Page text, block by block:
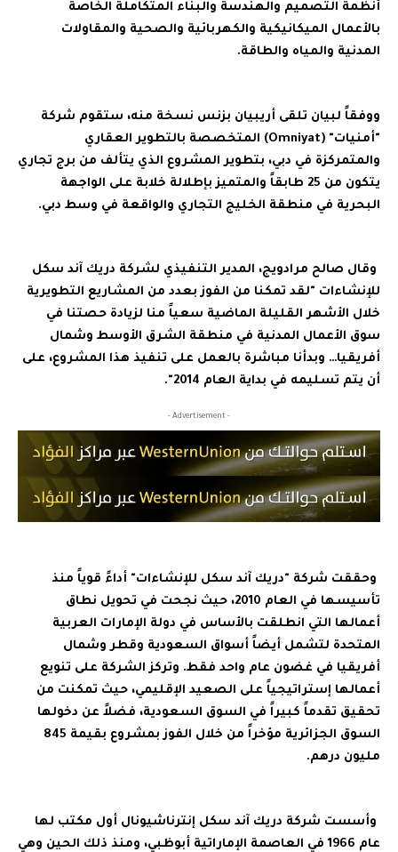
أنظمة التصميم والهندسة والبناء المتكاملة الخاصة
بالأعمال الميكانيكية والكهربائية والصحية والمقاولات
المدنية والمياه والطاقة.
ووفقاً لبيان تلقى أريبيان بزنس نسخة منه، ستقوم شركة
"أمنيات" (Omniyat) المتخصصة بالتطوير العقاري
والمتمركزة في دبي، بتطوير المشروع الذي يتألف من برج تجاري
يتكون من 25 طابقاً والمتميز بإطلالة خلابة على الواجهة
البحرية في منطقة الخليج التجاري والواقعة في وسط دبي.
وقال صالح مرادويج، المدير التنفيذي لشركة دريك آند سكل
للإنشاءات "لقد تمكنا من الفوز بعدد من المشاريع التطويرية
خلال الأشهر القليلة الماضية سعياً منا لزيادة حصتنا في
سوق الأعمال المدنية في منطقة الشرق الأوسط وشمال
أفريقيا… وبدأنا مباشرة بالعمل على تنفيذ هذا المشروع، على
أن يتم تسليمه في بداية العام 2014".
- Advertisement -
وحققت شركة "دريك آند سكل للإنشاءات" أداءً قوياً منذ
تأسيسها في العام 2010، حيث نجحت في تحويل نطاق
أعمالها التي انطلقت بالأساس في دولة الإمارات العربية
المتحدة لتشمل أيضاً أسواق السعودية وقطر وشمال
أفريقيا في غضون عام واحد فقط. وتركز الشركة على تنويع
أعمالها إستراتيجياً على الصعيد الإقليمي، حيث تمكنت من
تحقيق تقدماً كبيراً في السوق السعودية، فضلاً عن دخولها
السوق الجزائرية مؤخراً من خلال الفوز بمشروع بقيمة 845
مليون درهم.
وأسست شركة دريك آند سكل إنترناشيونال أول مكتب لها
عام 1966 في العاصمة الإماراتية أبوظبي، ومنذ ذلك الحين وهي